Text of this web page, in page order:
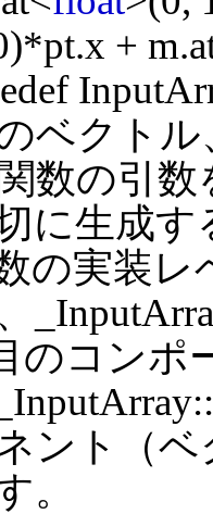
+
ベクト
数の引数
に生成
の実装
のコン
ント（
。